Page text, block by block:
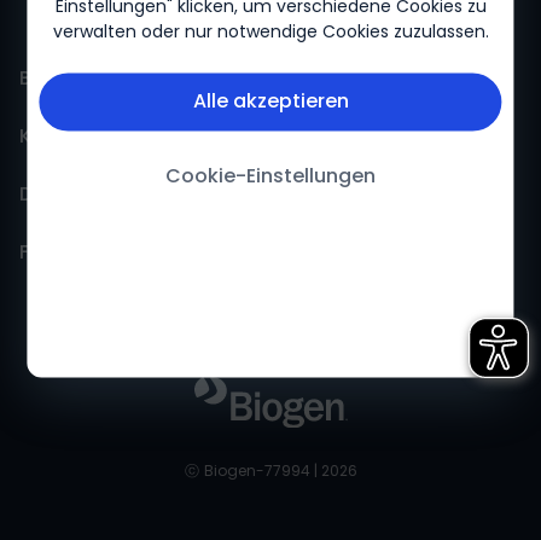
Einstellungen" klicken, um verschiedene Cookies zu
verwalten oder nur notwendige Cookies zuzulassen.
Alle akzeptieren
Cookie-Einstellungen
BiogenLinc
Events
FokusFortbildung
Neuroflix
Innovation
Kontakt
Pharmakovigilanz
Kontakt
Daten
Datenschutzerklärung
Cookie-Erklärung
Folgen Sie uns
Facebook
ⓒ Biogen-77994 | 2026